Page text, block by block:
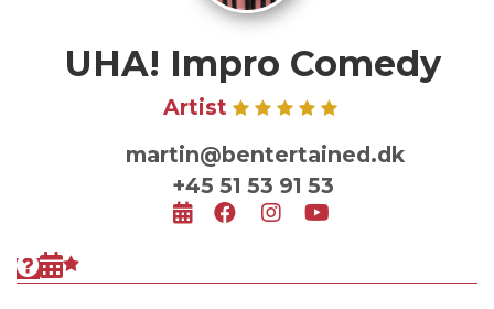
UHA! Impro Comedy
Artist
martin@bentertained.dk
+45 51 53 91 53